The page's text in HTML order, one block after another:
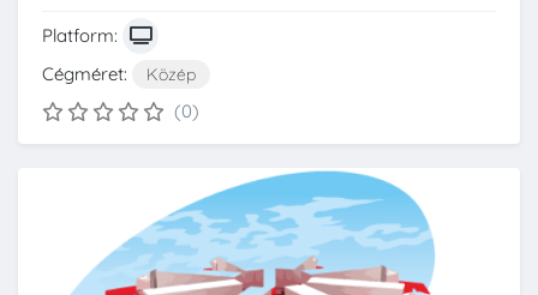
Platform:
Cégméret:
Közép
(0)